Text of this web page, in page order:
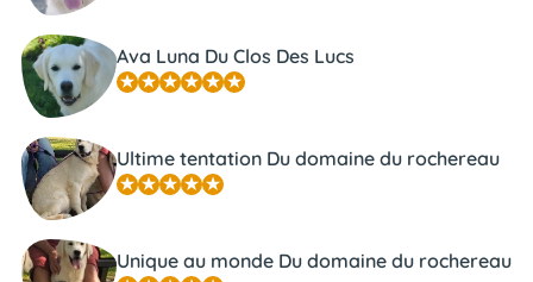
Ava Luna Du Clos Des Lucs
Ultime tentation Du domaine du rochereau
Unique au monde Du domaine du rochereau